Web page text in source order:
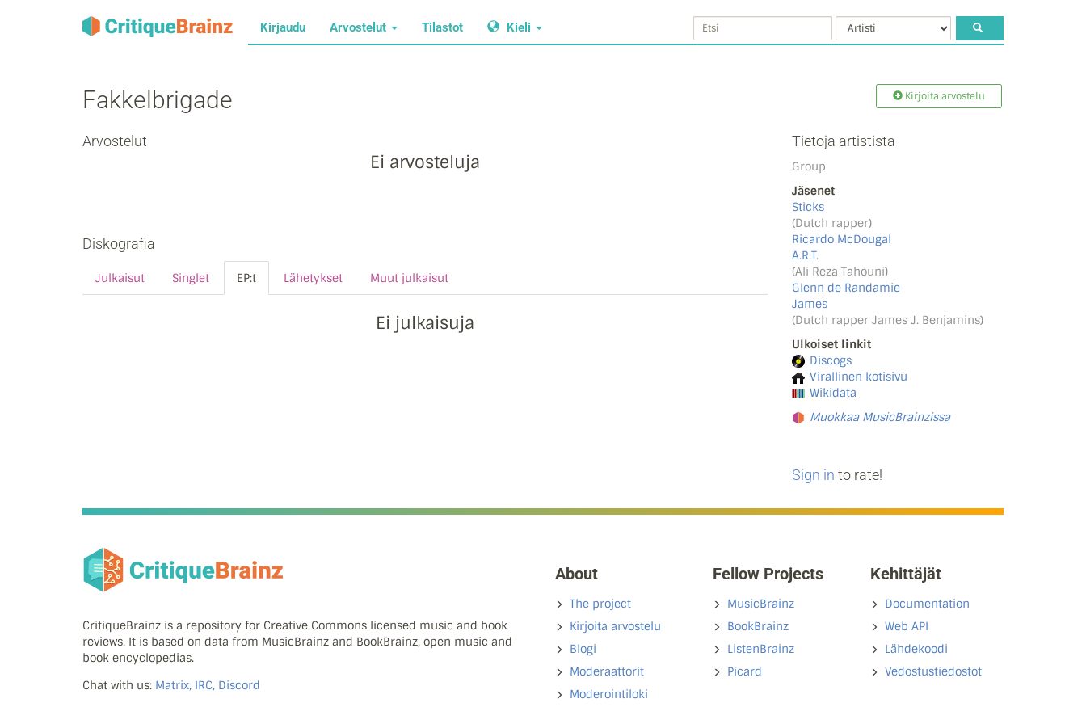
Kirjaudu Arvostelut Tilastot Kieli
Fakkelbrigade Kirjoita arvostelu
Arvostelut
Ei arvosteluja
Diskografia
Julkaisut Singlet EP:t Lähetykset Muut julkaisut
Ei julkaisuja
Tietoja artistista
Group
Jäsenet
Sticks
(Dutch rapper)
Ricardo McDougal
A.R.T.
(Ali Reza Tahouni)
Glenn de Randamie
James
(Dutch rapper James J. Benjamins)
Ulkoiset linkit
Discogs
Virallinen kotisivu
Wikidata
Muokkaa MusicBrainzissa
Sign in to rate!
CritiqueBrainz is a repository for Creative Commons licensed music and book
reviews. It is based on data from MusicBrainz and BookBrainz, open music and
book encyclopedias.
Chat with us: Matrix, IRC, Discord
About
The project
Kirjoita arvostelu
Blogi
Moderaattorit
Moderointiloki
Fellow Projects
MusicBrainz
BookBrainz
ListenBrainz
Picard
Kehittäjät
Documentation
Web API
Lähdekoodi
Vedostustiedostot